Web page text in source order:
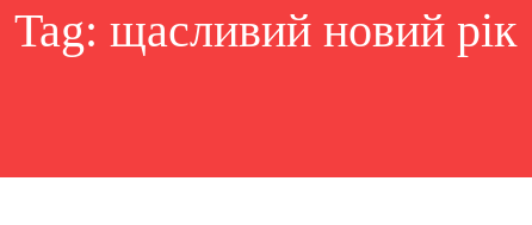
Tag: щасливий новий рік